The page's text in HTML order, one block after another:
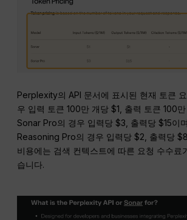
Perplexity의 API 문서에 표시된 현재 토큰
우 입력 토큰 100만 개당 $1, 출력 토큰 100
Sonar Pro의 경우 입력당 $3, 출력당 $15이
Reasoning Pro의 경우 입력당 $2, 출력당
비용에는 검색 컨텍스트에 따른 요청 수수료
습니다.